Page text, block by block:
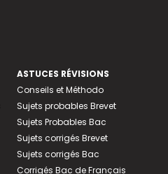
ASTUCES RÉVISIONS
Conseils et Méthodo
Sujets probables Brevet
Sujets Probables Bac
Sujets corrigés Brevet
Sujets corrigés Bac
Corrigés Bac de Français